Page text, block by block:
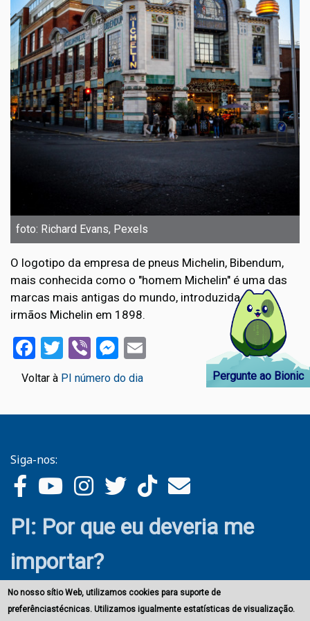
foto: Richard Evans, Pexels
O logotipo da empresa de pneus Michelin, Bibendum,
mais conhecida como o "homem Michelin" é uma das
marcas mais antigas do mundo, introduzida pelos
irmãos Michelin em 1898.
Facebook
Twitter
ViberMessenger
Voltar à PI número do dia Pergunte ao Bionic
Siga-nos:
PI: Por que eu deveria me
importar?
No nosso sítio Web, utilizamos cookies para suporte de
preferênciastécnicas. Utilizamos igualmente estatísticas de visualização.